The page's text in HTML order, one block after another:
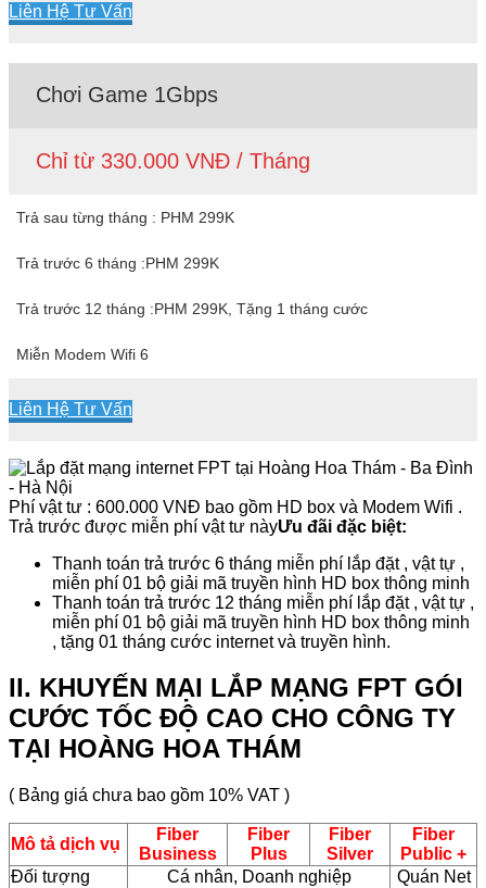
Liên Hệ Tư Vấn
Chơi Game 1Gbps
Chỉ từ 330.000 VNĐ / Tháng
Trả sau từng tháng : PHM 299K
Trả trước 6 tháng :PHM 299K
Trả trước 12 tháng :PHM 299K, Tặng 1 tháng cước
Miễn Modem Wifi 6
Liên Hệ Tư Vấn
Phí vật tư : 600.000 VNĐ bao gồm HD box và Modem Wifi .
Trả trước được miễn phí vật tư nàyƯu đãi đặc biệt:
Thanh toán trả trước 6 tháng miễn phí lắp đặt , vật tự ,
miễn phí 01 bộ giải mã truyền hình HD box thông minh
Thanh toán trả trước 12 tháng miễn phí lắp đặt , vật tự ,
miễn phí 01 bộ giải mã truyền hình HD box thông minh
, tặng 01 tháng cước internet và truyền hình.
II. KHUYẾN MẠI LẮP MẠNG FPT GÓI
CƯỚC TỐC ĐỘ CAO CHO CÔNG TY
TẠI HOÀNG HOA THÁM
( Bảng giá chưa bao gồm 10% VAT )
Mô tả dịch vụ
Fiber
Business
Fiber
Plus
Fiber
Silver
Fiber
Public +
Đối tượng
Cá nhân, Doanh nghiệp
Quán Net